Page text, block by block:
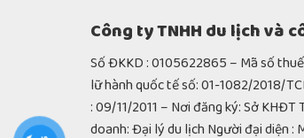
Công ty TNHH du lịch và
Số ĐKKD : 0105622865 – Mã số
lữ hành quốc tế số: 01-1082/2018/
: 09/11/2011 – Nơi đăng ký: Sở KHĐT
doanh: Đại lý du lịch Người đại diện :